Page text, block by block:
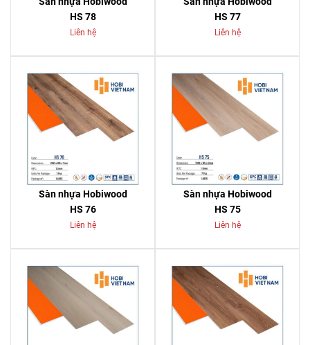
HS 78
Liên hệ
HS 77
Liên hệ
Sàn nhựa Hobiwood
HS 76
Liên hệ
Sàn nhựa Hobiwood
HS 75
Liên hệ